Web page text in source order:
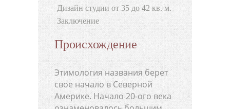
Дизайн студии от 35 до 42 кв. м.
Заключение
Происхождение
Этимология названия берет
свое начало в Северной
Америке. Начало 20-ого века